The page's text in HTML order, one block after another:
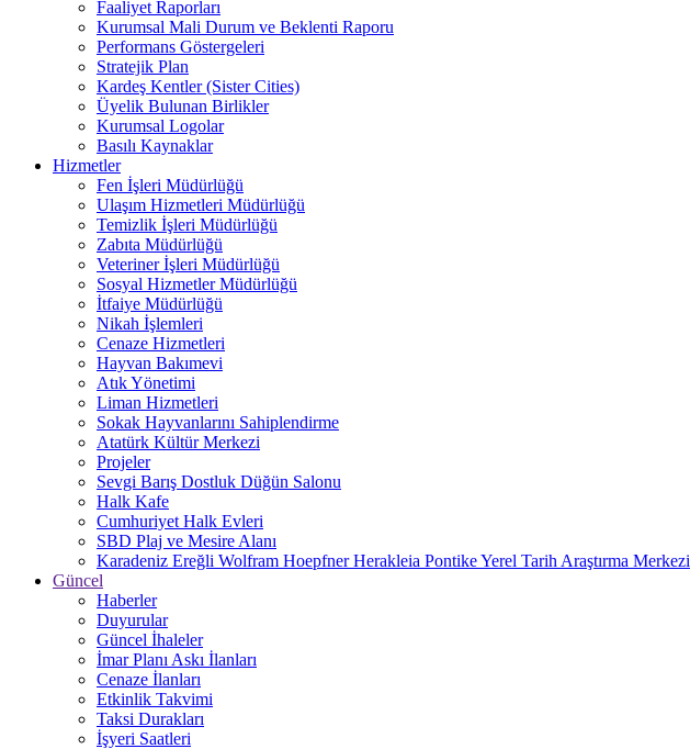
Faaliyet Raporları
Kurumsal Mali Durum ve Beklenti Raporu
Performans Göstergeleri
Stratejik Plan
Kardeş Kentler (Sister Cities)
Üyelik Bulunan Birlikler
Kurumsal Logolar
Basılı Kaynaklar
Hizmetler
Fen İşleri Müdürlüğü
Ulaşım Hizmetleri Müdürlüğü
Temizlik İşleri Müdürlüğü
Zabıta Müdürlüğü
Veteriner İşleri Müdürlüğü
Sosyal Hizmetler Müdürlüğü
İtfaiye Müdürlüğü
Nikah İşlemleri
Cenaze Hizmetleri
Hayvan Bakımevi
Atık Yönetimi
Liman Hizmetleri
Sokak Hayvanlarını Sahiplendirme
Atatürk Kültür Merkezi
Projeler
Sevgi Barış Dostluk Düğün Salonu
Halk Kafe
Cumhuriyet Halk Evleri
SBD Plaj ve Mesire Alanı
Karadeniz Ereğli Wolfram Hoepfner Herakleia Pontike Yerel Tarih Araştırma Merkezi
Güncel
Haberler
Duyurular
Güncel İhaleler
İmar Planı Askı İlanları
Cenaze İlanları
Etkinlik Takvimi
Taksi Durakları
İşyeri Saatleri